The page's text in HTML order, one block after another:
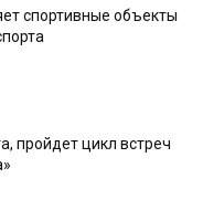
спортивные объекты
пройдет цикл встреч